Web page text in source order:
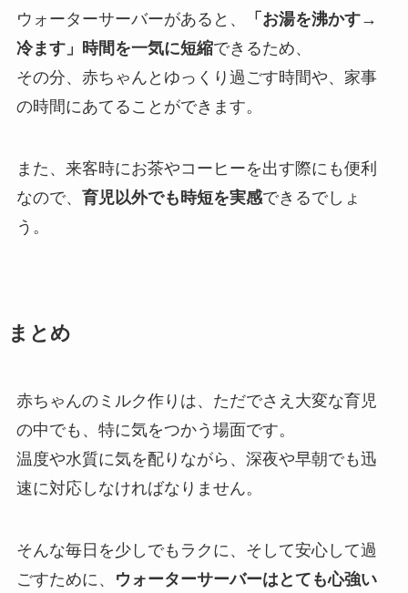
ウォーターサーバーがあると、
「お湯を沸かす→
冷ます」時間を一気に短縮できるため、
その分、赤ちゃんとゆっくり過ごす時間や、家事
の時間にあてることができます。
また、来客時にお茶やコーヒーを出す際にも便利
なので、 育児以外でも時短を実感できるでしょ
う。
まとめ
赤ちゃんのミルク作りは、ただでさえ大変な育児
の中でも、特に気をつかう場面です。
温度や水質に気を配りながら、深夜や早朝でも迅
速に対応しなければなりません。
そんな毎日を少しでもラクに、そして安心して過
ごすために、
ウォーターサーバーはとても心強い